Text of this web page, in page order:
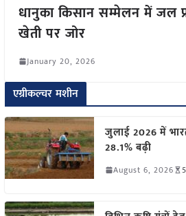
धानुका किसान सम्मेलन में जल
खेती पर जोर
January 20, 2026
एग्रीकल्चर मशीन
जुलाई 2026 में
28.1% बढ़ी
August 6, 2026